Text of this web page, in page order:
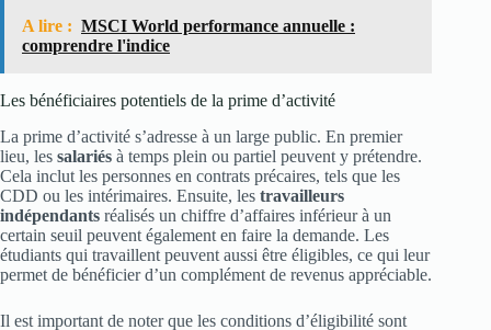
A lire : MSCI World performance annuelle :
comprendre l'indice
Les bénéficiaires potentiels de la prime d’activité
La prime d’activité s’adresse à un large public. En premier
lieu, les salariés à temps plein ou partiel peuvent y prétendre.
Cela inclut les personnes en contrats précaires, tels que les
CDD ou les intérimaires. Ensuite, les travailleurs
indépendants réalisés un chiffre d’affaires inférieur à un
certain seuil peuvent également en faire la demande. Les
étudiants qui travaillent peuvent aussi être éligibles, ce qui leur
permet de bénéficier d’un complément de revenus appréciable.
Il est important de noter que les conditions d’éligibilité sont